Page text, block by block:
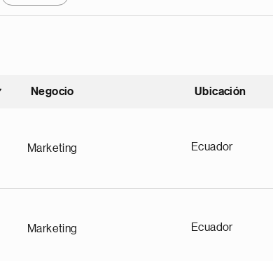
Ordenar ascendente
Negocio Ubicación
Marketing Ecuador
Marketing Ecuador